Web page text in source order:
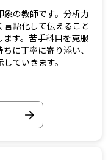
の教師です。分析力
語化して伝えること
す。苦手科目を克服
に丁寧に寄り添い、
ていきます。